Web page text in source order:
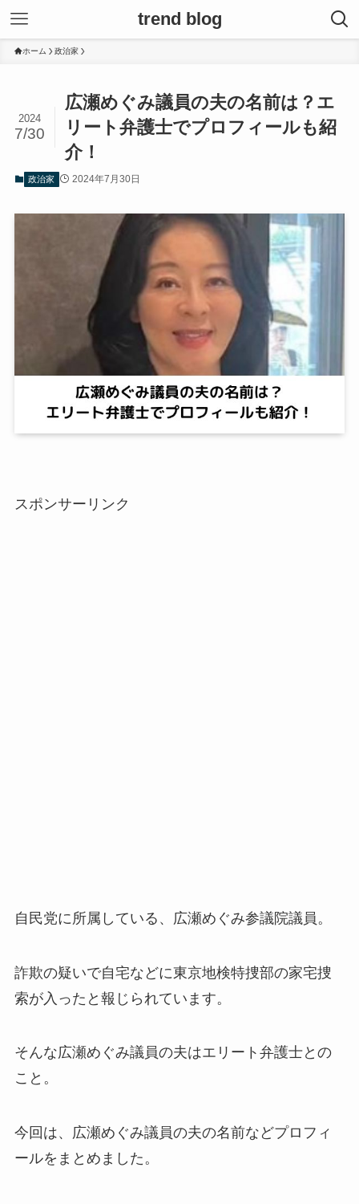
trend blog
ホーム 政治家
広瀬めぐみ議員の夫の名前は？エ
リート弁護士でプロフィールも紹
介！
2024
7/30
政治家 2024年7月30日
スポンサーリンク
自民党に所属している、広瀬めぐみ参議院議員。
詐欺の疑いで自宅などに東京地検特捜部の家宅捜
索が入ったと報じられています。
そんな広瀬めぐみ議員の夫はエリート弁護士との
こと。
今回は、広瀬めぐみ議員の夫の名前などプロフィ
ールをまとめました。